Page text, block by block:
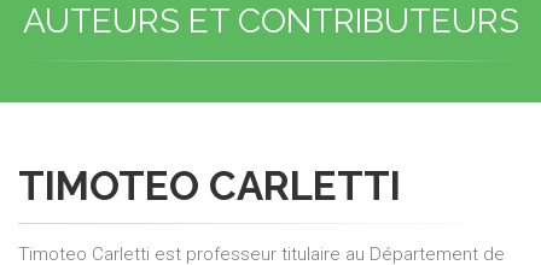
AUTEURS ET CONTRIBUTEURS
TIMOTEO CARLETTI
Timoteo Carletti est professeur titulaire au Département de